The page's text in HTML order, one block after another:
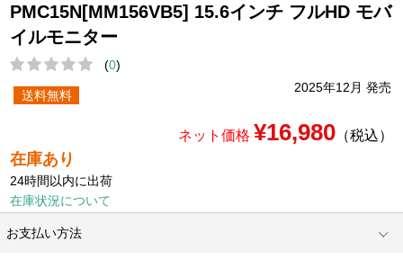
PMC15N[MM156VB5] 15.6インチ フルHD モバ
イルモニター
(0)
2025年12月 発売
送料無料
ネット価格 ¥16,980（税込）
在庫あり
24時間以内に出荷
在庫状況について
お支払い方法